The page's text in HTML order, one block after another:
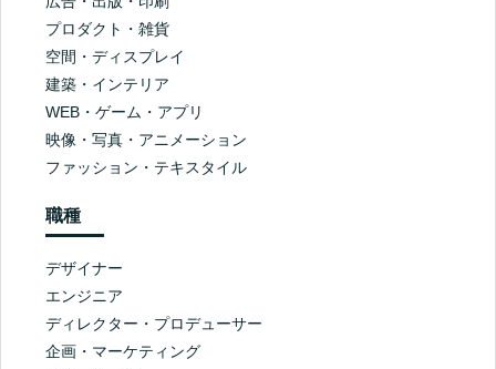
プロダクト・雑貨
空間・ディスプレイ
建築・インテリア
WEB・ゲーム・アプリ
映像・写真・アニメーション
ファッション・テキスタイル
職種
デザイナー
エンジニア
ディレクター・プロデューサー
企画・マーケティング